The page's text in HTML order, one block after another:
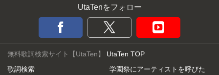
UtaTenをフォロー
無料歌詞検索サイト【UtaTen】 UtaTen TOP
歌詞検索
学園祭にアーティストを呼びた